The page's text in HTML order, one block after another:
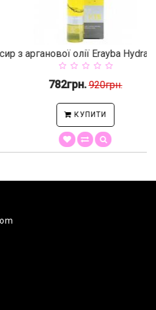
олії Erayba HydraKer Arga...
920грн.